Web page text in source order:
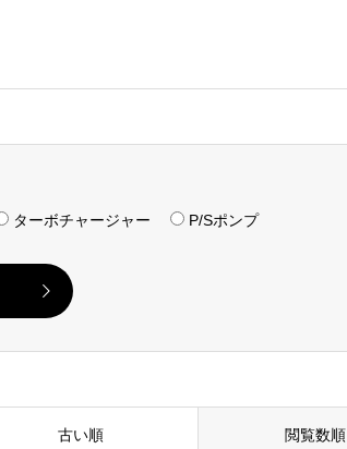
ターボチャージャー P/Sポンプ
古い順 閲覧数順